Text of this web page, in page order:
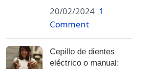
20/02/2024 1
Comment
Cepillo de dientes
eléctrico o manual: